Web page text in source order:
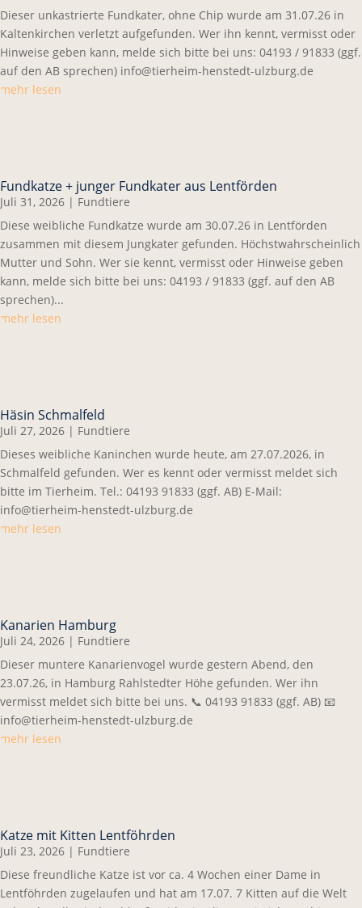
Dieser unkastrierte Fundkater, ohne Chip wurde am 31.07.26 in
Kaltenkirchen verletzt aufgefunden. Wer ihn kennt, vermisst oder
Hinweise geben kann, melde sich bitte bei uns: 04193 / 91833 (ggf.
auf den AB sprechen) info@tierheim-henstedt-ulzburg.de
mehr lesen
Fundkatze + junger Fundkater aus Lentförden
Juli 31, 2026 | Fundtiere
Diese weibliche Fundkatze wurde am 30.07.26 in Lentförden
zusammen mit diesem Jungkater gefunden. Höchstwahrscheinlich
Mutter und Sohn. Wer sie kennt, vermisst oder Hinweise geben
kann, melde sich bitte bei uns: 04193 / 91833 (ggf. auf den AB
sprechen)...
mehr lesen
Häsin Schmalfeld
Juli 27, 2026 | Fundtiere
Dieses weibliche Kaninchen wurde heute, am 27.07.2026, in
Schmalfeld gefunden. Wer es kennt oder vermisst meldet sich
bitte im Tierheim. Tel.: 04193 91833 (ggf. AB) E-Mail:
info@tierheim-henstedt-ulzburg.de
mehr lesen
Kanarien Hamburg
Juli 24, 2026 | Fundtiere
Dieser muntere Kanarienvogel wurde gestern Abend, den
23.07.26, in Hamburg Rahlstedter Höhe gefunden. Wer ihn
vermisst meldet sich bitte bei uns. 📞 04193 91833 (ggf. AB) 📧
info@tierheim-henstedt-ulzburg.de
mehr lesen
Katze mit Kitten Lentföhrden
Juli 23, 2026 | Fundtiere
Diese freundliche Katze ist vor ca. 4 Wochen einer Dame in
Lentföhrden zugelaufen und hat am 17.07. 7 Kitten auf die Welt